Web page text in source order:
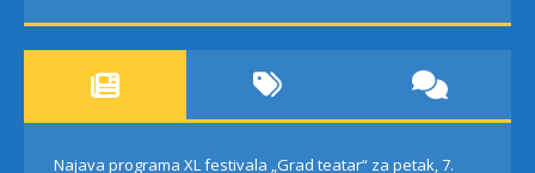
Najava programa XL festivala „Grad teatar“ za petak, 7.